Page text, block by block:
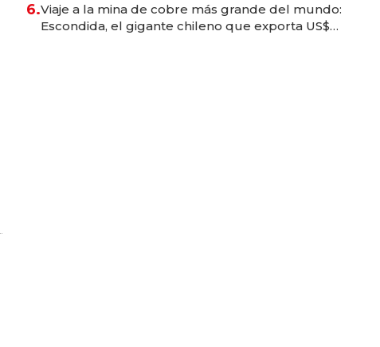
6.Viaje a la mina de cobre más grande del mundo:
Escondida, el gigante chileno que exporta US$